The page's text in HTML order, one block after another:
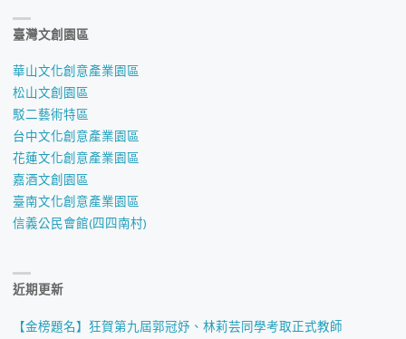
臺灣文創園區
華山文化創意產業園區
松山文創園區
駁二藝術特區
台中文化創意產業園區
花蓮文化創意產業園區
嘉酒文創園區
臺南文化創意產業園區
信義公民會館(四四南村)
近期更新
【金榜題名】狂賀第九屆郭冠妤、林莉芸同學考取正式教師